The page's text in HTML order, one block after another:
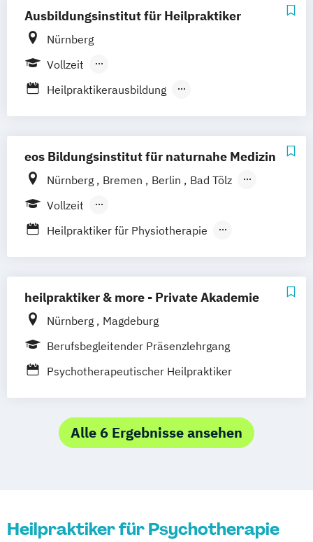
Hamburg Bahrenfeld
Hamburg Poppenbüttel
Aschaffenburg
Hagen (Dortmund) St. Märgen (Freiburg)
Ausbildungsinstitut für Heilpraktiker
Nürnberg
Vollzeit
Berufsbegleitender Präsenzlehrgang
Heilpraktikerausbildung
eos Bildungsinstitut für naturnahe Medizin
Nürnberg Bremen Berlin
Bad Tölz
Gannover
Rostock Schwerin Dresden Ottersberg
Bad Elster Hannover München
Schwandorf
Vollzeit
Berufsbegleitender Präsenzlehrgang
Heilpraktiker für Physiotherapie
heilpraktiker & more - Private Akademie
Nürnberg
Magdeburg
Berufsbegleitender Präsenzlehrgang
Psychotherapeutischer Heilpraktiker
Alle 6 Ergebnisse ansehen
Heilpraktiker für Psychotherapie